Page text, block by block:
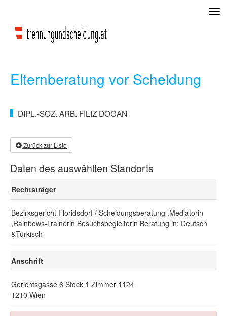
Elternberatung vor Scheidung
DIPL.-SOZ. ARB. FILIZ DOGAN
Zurück zur Liste
Daten des auswählten Standorts
Rechtsträger
Bezirksgericht Floridsdorf / Scheidungsberatung ,Mediatorin
,Rainbows-Trainerin Besuchsbegleiterin Beratung in: Deutsch
&Türkisch
Anschrift
Gerichtsgasse 6 Stock 1 Zimmer 1124
1210 Wien